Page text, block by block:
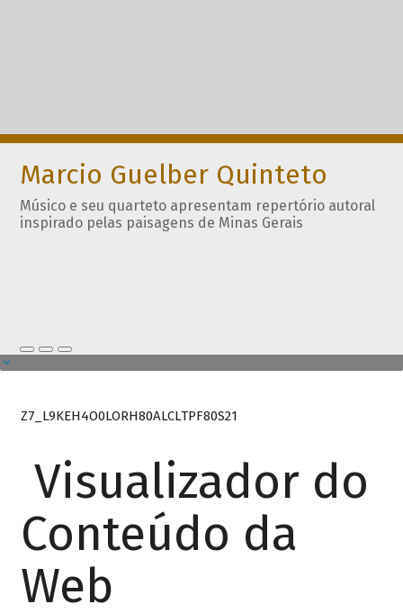
Marcio Guelber Quinteto
Músico e seu quarteto apresentam repertório autoral
inspirado pelas paisagens de Minas Gerais
Z7_L9KEH4O0LORH80ALCLTPF80S21
Visualizador do
Conteúdo da
Web